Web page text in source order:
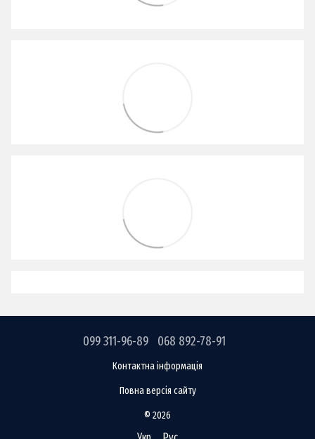
099 311-96-89 068 892-78-91
Контактна інформація
Повна версія сайту
© 2026